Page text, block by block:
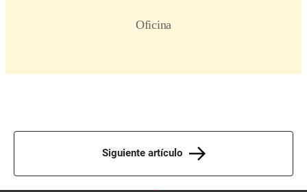
Siguiente artículo